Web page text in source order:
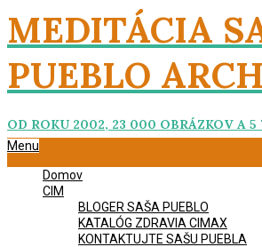
Skip
to
content
MEDITÁCIA
PUEBLO
OD ROKU 2002, 23 000 OBRÁZKOV A
Primary
Menu
Domov
CIM
BLOGER SAŠA PUEBLO
KATALÓG ZDRAVIA CIMAX
KONTAKTUJTE SAŠU PUEBLA